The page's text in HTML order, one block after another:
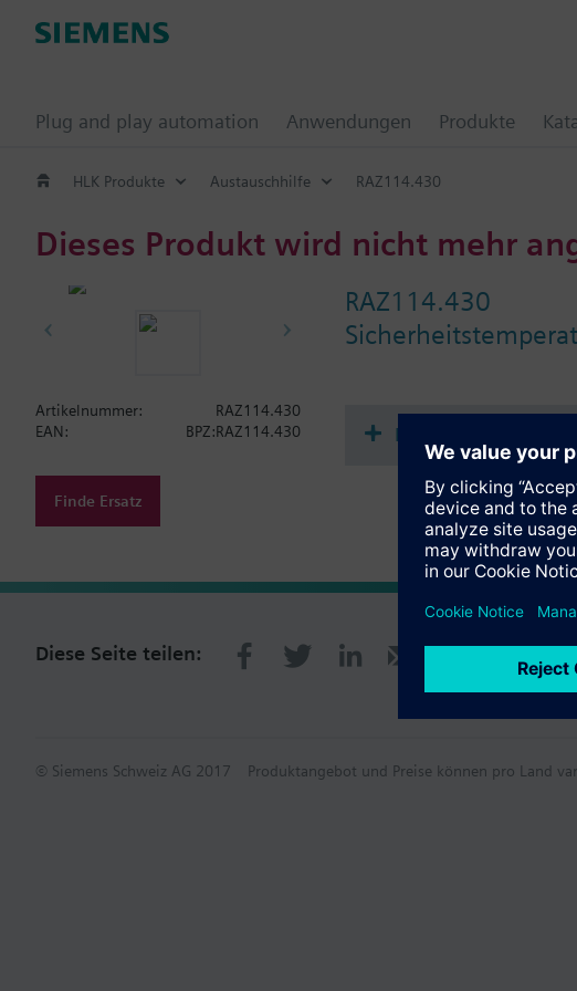
Plug and play automation Anwendungen Produkte
HLK Produkte Austauschhilfe RAZ114.430
Dieses Produkt wird nicht mehr
RAZ114.430
Artikelnummer:
RAZ114.430
EAN:
BPZ:RAZ114.430
Finde Ersatz
Dokumente
Diese Seite teilen:
© Siemens Schweiz AG 2017 Produktangebot und Preise können pro Land